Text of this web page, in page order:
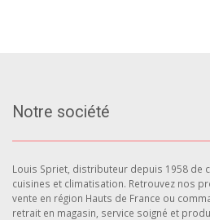
Notre société
Louis Spriet, distributeur depuis 1958 de
cuisines et climatisation. Retrouvez nos
vente en région Hauts de France ou
retrait en magasin, service soigné et